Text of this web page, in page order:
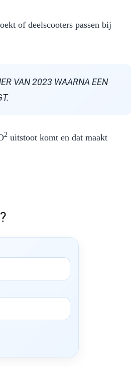
of deelscooters passen bij
VAN 2023 WAARNA EEN
2 uitstoot komt en dat maakt